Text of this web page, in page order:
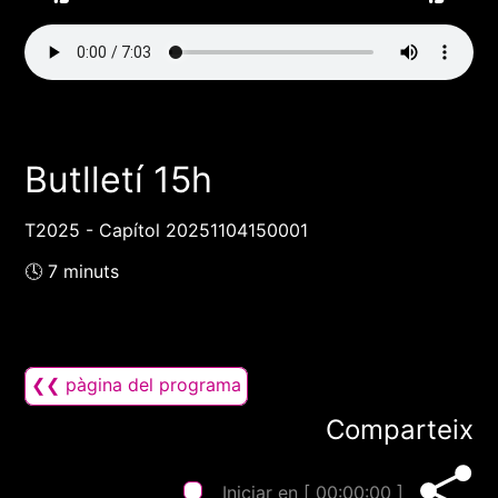
Butlletí 15h
T2025 - Capítol 20251104150001
🕓 7 minuts
❮❮ pàgina del programa
Comparteix
Iniciar en [ 00:00:00 ]